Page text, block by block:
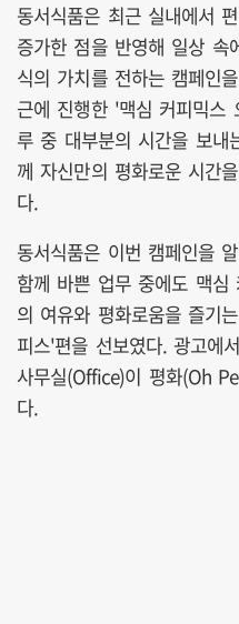
동서식품은 최근 실내에서
증가한 점을 반영해 일상
식의 가치를 전하는 캠페인
근에 진행한 '맥심 커피믹스
루 중 대부분의 시간을 보
께 자신만의 평화로운 시간
다.
동서식품은 이번 캠페인을
함께 바쁜 업무 중에도 맥
의 여유와 평화로움을 즐기
피스'편을 선보였다. 광고에
사무실(Office)이 평화(Oh
다.